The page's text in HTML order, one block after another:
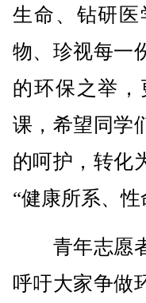
生命、钻研
物、珍视每一
的环保之举
课，希望同学
的呵护，转化
“健康所系、性
青年志愿者
呼吁大家争做